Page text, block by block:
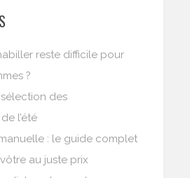
reste difficile pour
?
des
l’été
: le guide complet
au juste prix